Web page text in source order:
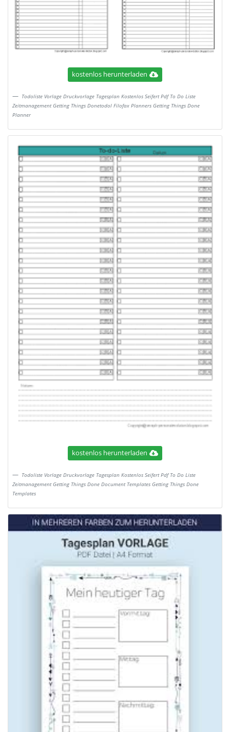
kostenlos herunterladen
Todoliste Vorlage Druckvorlage Tagesplan Kostenlos Seifert Pdf To Do Liste
Zeitmanagement Getting Things Donetodol Filofax Planners Getting Things Done
Planner
kostenlos herunterladen
Todoliste Vorlage Druckvorlage Tagesplan Kostenlos Seifert Pdf To Do Liste
Zeitmanagement Getting Things Done Document Templates Getting Things Done
Templates